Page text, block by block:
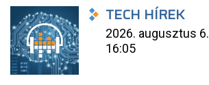
TECH HÍREK
2026. augusztus 6.
16:05